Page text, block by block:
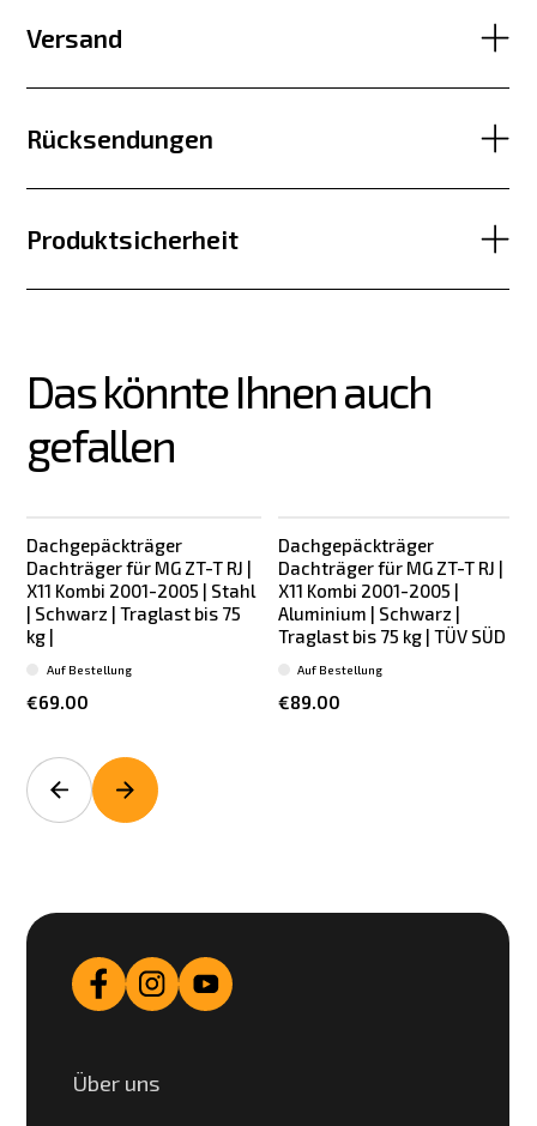
Versand
Rücksendungen
Produktsicherheit
Das könnte Ihnen auch
gefallen
Dachgepäckträger
Dachträger für MG ZT-T RJ |
X11 Kombi 2001-2005 | Stahl
| Schwarz | Traglast bis 75
kg |
€69.00
Auf Bestellung
Dachgepäckträger
Dachträger für MG ZT-T RJ |
X11 Kombi 2001-2005 |
Aluminium | Schwarz |
Traglast bis 75 kg | TÜV SÜD
€89.00
Auf Bestellung
Über uns